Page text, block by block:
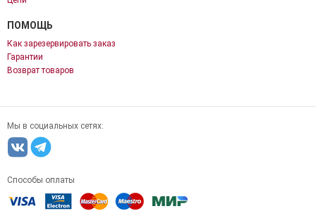
ПОМОЩЬ
Как зарезервировать заказ
Гарантии
Возврат товаров
Мы в социальных сетях:
Способы оплаты